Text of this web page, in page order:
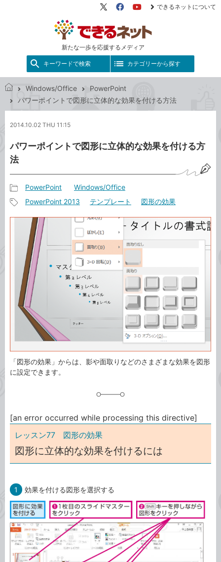
新たな一歩を応援するメディア
X（旧
FacebookYouTube
できるネットについて
キーワードで検索 カテゴリーから探す
ネ
ト
Windows/Office
PowerPoint
パワーポイントで図形に立体的な効果を付ける方法
2014.10.02 THU 11:15
パワーポイントで図形に立体的な効果を付ける方
法
事
カ
PowerPoint Windows/Office
PowerPoint 2013 テンプレート 図形の効果
「図形の効果」からは、影や面取りなどのさまざまな効果を図形
に設定できます。
[an error occurred while processing this directive]
レッスン77 図形の効果
図形に立体的な効果を付けるには
1 効果を付ける図形を選択する